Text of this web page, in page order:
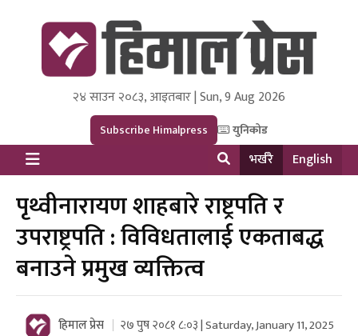
Himal Press
Dot NewsyNepal Media and Research Pvt Ltd.
२४ साउन २०८३, आइतबार | Sun, 9 Aug 2026
Subscribe Himalpress युनिकोड
भर्खरै English
पृथ्वीनारायण शाहबारे राष्ट्रपति र
उपराष्ट्रपति : विविधतालाई एकताबद्ध
बनाउने प्रमुख व्यक्तित्व
हिमाल प्रेस २७ पुष २०८१ ८:०३ | Saturday, January 11, 2025